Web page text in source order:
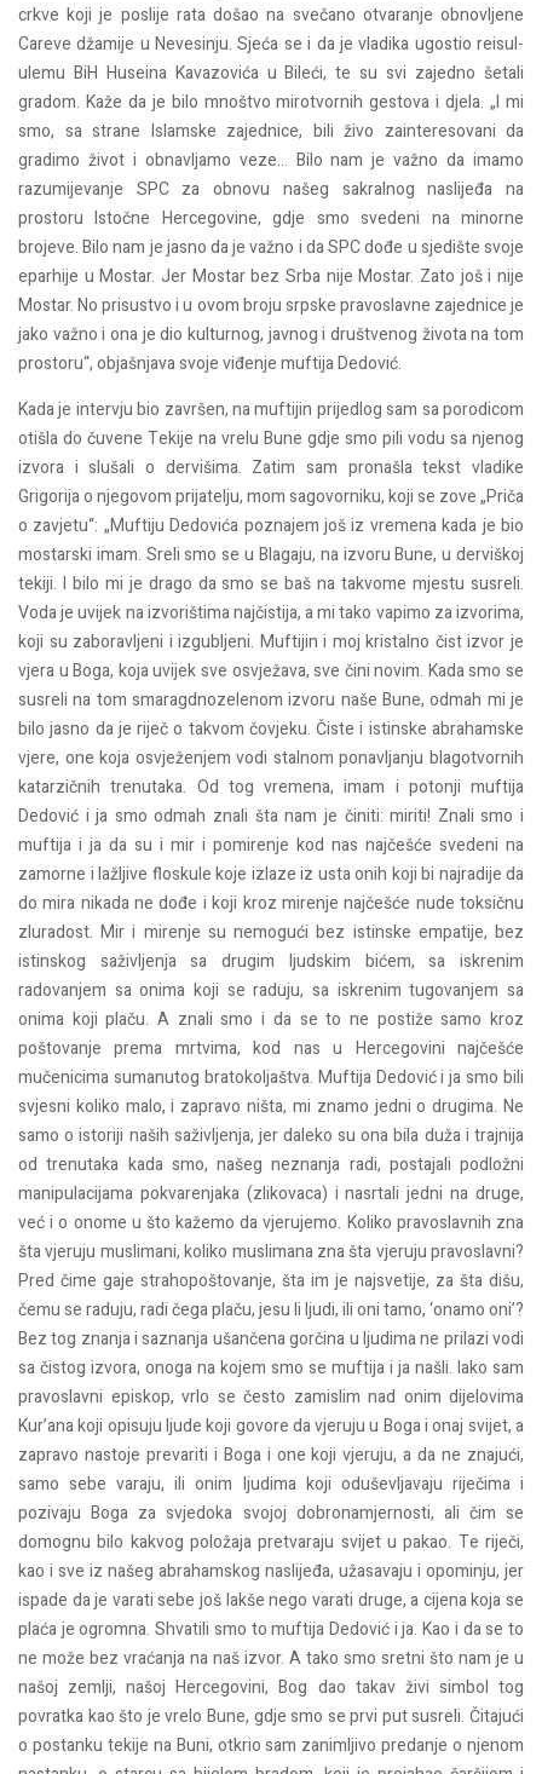
crkve koji je poslije rata došao na svečano otvaranje obnovljene
Careve džamije u Nevesinju. Sjeća se i da je vladika ugostio reisul-
ulemu BiH Huseina Kavazovića u Bileći, te su svi zajedno šetali
gradom. Kaže da je bilo mnoštvo mirotvornih gestova i djela. „I mi
smo, sa strane Islamske zajednice, bili živo zainteresovani da
gradimo život i obnavljamo veze… Bilo nam je važno da imamo
razumijevanje SPC za obnovu našeg sakralnog naslijeđa na
prostoru Istočne Hercegovine, gdje smo svedeni na minorne
brojeve. Bilo nam je jasno da je važno i da SPC dođe u sjedište svoje
eparhije u Mostar. Jer Mostar bez Srba nije Mostar. Zato još i nije
Mostar. No prisustvo i u ovom broju srpske pravoslavne zajednice je
jako važno i ona je dio kulturnog, javnog i društvenog života na tom
prostoru“, objašnjava svoje viđenje muftija Dedović.
Kada je intervju bio završen, na muftijin prijedlog sam sa porodicom
otišla do čuvene Tekije na vrelu Bune gdje smo pili vodu sa njenog
izvora i slušali o dervišima. Zatim sam pronašla tekst vladike
Grigorija o njegovom prijatelju, mom sagovorniku, koji se zove „Priča
o zavjetu“: „Muftiju Dedovića poznajem još iz vremena kada je bio
mostarski imam. Sreli smo se u Blagaju, na izvoru Bune, u derviškoj
tekiji. I bilo mi je drago da smo se baš na takvome mjestu susreli.
Voda je uvijek na izvorištima najčistija, a mi tako vapimo za izvorima,
koji su zaboravljeni i izgubljeni. Muftijin i moj kristalno čist izvor je
vjera u Boga, koja uvijek sve osvježava, sve čini novim. Kada smo se
susreli na tom smaragdnozelenom izvoru naše Bune, odmah mi je
bilo jasno da je riječ o takvom čovjeku. Čiste i istinske abrahamske
vjere, one koja osvježenjem vodi stalnom ponavljanju blagotvornih
katarzičnih trenutaka. Od tog vremena, imam i potonji muftija
Dedović i ja smo odmah znali šta nam je činiti: miriti! Znali smo i
muftija i ja da su i mir i pomirenje kod nas najčešće svedeni na
zamorne i lažljive floskule koje izlaze iz usta onih koji bi najradije da
do mira nikada ne dođe i koji kroz mirenje najčešće nude toksičnu
zluradost. Mir i mirenje su nemogući bez istinske empatije, bez
istinskog saživljenja sa drugim ljudskim bićem, sa iskrenim
radovanjem sa onima koji se raduju, sa iskrenim tugovanjem sa
onima koji plaču. A znali smo i da se to ne postiže samo kroz
poštovanje prema mrtvima, kod nas u Hercegovini najčešće
mučenicima sumanutog bratokoljaštva. Muftija Dedović i ja smo bili
svjesni koliko malo, i zapravo ništa, mi znamo jedni o drugima. Ne
samo o istoriji naših saživljenja, jer daleko su ona bila duža i trajnija
od trenutaka kada smo, našeg neznanja radi, postajali podložni
manipulacijama pokvarenjaka (zlikovaca) i nasrtali jedni na druge,
već i o onome u što kažemo da vjerujemo. Koliko pravoslavnih zna
šta vjeruju muslimani, koliko muslimana zna šta vjeruju pravoslavni?
Pred čime gaje strahopoštovanje, šta im je najsvetije, za šta dišu,
čemu se raduju, radi čega plaču, jesu li ljudi, ili oni tamo, ‘onamo oni’?
Bez tog znanja i saznanja ušančena gorčina u ljudima ne prilazi vodi
sa čistog izvora, onoga na kojem smo se muftija i ja našli. Iako sam
pravoslavni episkop, vrlo se često zamislim nad onim dijelovima
Kur’ana koji opisuju ljude koji govore da vjeruju u Boga i onaj svijet, a
zapravo nastoje prevariti i Boga i one koji vjeruju, a da ne znajući,
samo sebe varaju, ili onim ljudima koji oduševljavaju riječima i
pozivaju Boga za svjedoka svojoj dobronamjernosti, ali čim se
domognu bilo kakvog položaja pretvaraju svijet u pakao. Te riječi,
kao i sve iz našeg abrahamskog naslijeđa, užasavaju i opominju, jer
ispade da je varati sebe još lakše nego varati druge, a cijena koja se
plaća je ogromna. Shvatili smo to muftija Dedović i ja. Kao i da se to
ne može bez vraćanja na naš izvor. A tako smo sretni što nam je u
našoj zemlji, našoj Hercegovini, Bog dao takav živi simbol tog
povratka kao što je vrelo Bune, gdje smo se prvi put susreli. Čitajući
o postanku tekije na Buni, otkrio sam zanimljivo predanje o njenom